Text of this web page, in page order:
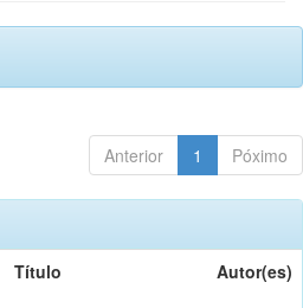
Anterior 1 Póximo
Título Autor(es)